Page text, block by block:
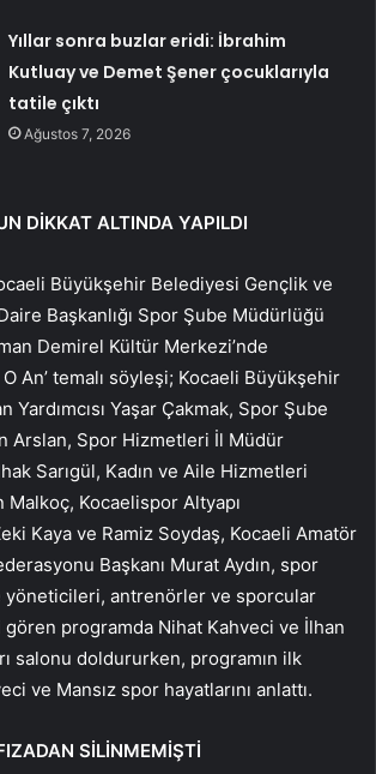
Yıllar sonra buzlar eridi: İbrahim
Kutluay ve Demet Şener çocuklarıyla
tatile çıktı
Ağustos 7, 2026
DİKKAT ALTINDA YAPILDI
Büyükşehir Belediyesi Gençlik ve
Başkanlığı Spor Şube Müdürlüğü
Demirel Kültür Merkezi’nde
An’ temalı söyleşi; Kocaeli Büyükşehir
Yardımcısı Yaşar Çakmak, Spor Şube
Arslan, Spor Hizmetleri İl Müdür
Sarıgül, Kadın ve Aile Hizmetleri
Malkoç, Kocaelispor Altyapı
Kaya ve Ramiz Soydaş, Kocaeli Amatör
Başkanı Murat Aydın, spor
antrenörler ve sporcular
gören programda Nihat Kahveci ve İlhan
salonu doldururken, programın ilk
ve Mansız spor hayatlarını anlattı.
SİLİNMEMİŞTİ